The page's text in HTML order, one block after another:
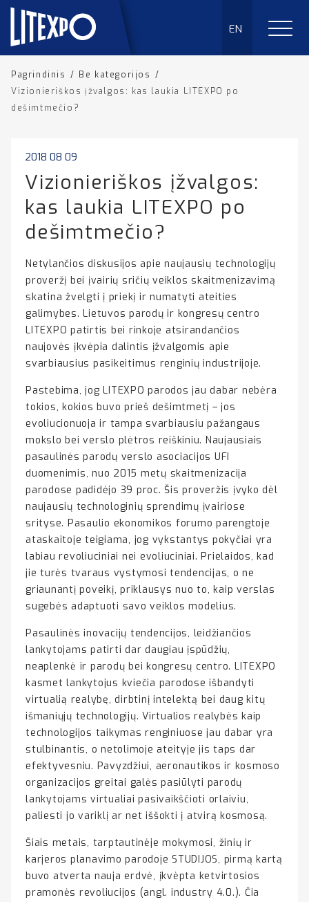
EN
Pagrindinis / Be kategorijos /
Vizionieriškos įžvalgos: kas laukia LITEXPO po
dešimtmečio?
2018 08 09
Vizionieriškos įžvalgos:
kas laukia LITEXPO po
dešimtmečio?
Netylančios diskusijos apie naujausių technologijų
proveržį bei įvairių sričių veiklos skaitmenizavimą
skatina žvelgti į priekį ir numatyti ateities
galimybes. Lietuvos parodų ir kongresų centro
LITEXPO patirtis bei rinkoje atsirandančios
naujovės įkvėpia dalintis įžvalgomis apie
svarbiausius pasikeitimus renginių industrijoje.
Pastebima, jog LITEXPO parodos jau dabar nebėra
tokios, kokios buvo prieš dešimtmetį – jos
evoliucionuoja ir tampa svarbiausiu pažangaus
mokslo bei verslo plėtros reiškiniu. Naujausiais
pasaulinės parodų verslo asociacijos UFI
duomenimis, nuo 2015 metų skaitmenizacija
parodose padidėjo 39 proc. Šis proveržis įvyko dėl
naujausių technologinių sprendimų įvairiose
srityse. Pasaulio ekonomikos forumo parengtoje
ataskaitoje teigiama, jog vykstantys pokyčiai yra
labiau revoliuciniai nei evoliuciniai. Prielaidos, kad
jie turės tvaraus vystymosi tendencijas, o ne
griaunantį poveikį, priklausys nuo to, kaip verslas
sugebės adaptuoti savo veiklos modelius.
Pasaulinės inovacijų tendencijos, leidžiančios
lankytojams patirti dar daugiau įspūdžių,
neaplenkė ir parodų bei kongresų centro. LITEXPO
kasmet lankytojus kviečia parodose išbandyti
virtualią realybę, dirbtinį intelektą bei daug kitų
išmaniųjų technologijų. Virtualios realybės kaip
technologijos taikymas renginiuose jau dabar yra
stulbinantis, o netolimoje ateityje jis taps dar
efektyvesniu. Pavyzdžiui, aeronautikos ir kosmoso
organizacijos greitai galės pasiūlyti parodų
lankytojams virtualiai pasivaikščioti orlaiviu,
paliesti jo variklį ar net iššokti į atvirą kosmosą.
Šiais metais, tarptautinėje mokymosi, žinių ir
karjeros planavimo parodoje STUDIJOS, pirmą kartą
buvo atverta nauja erdvė, įkvėpta ketvirtosios
pramonės revoliucijos (angl. industry 4.0.). Čia